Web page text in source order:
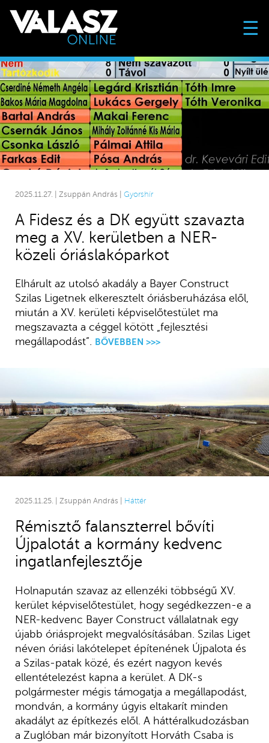
☰
2025.11.27. | Zsuppán András | Gyorshír
A Fidesz és a DK együtt szavazta
meg a XV. kerületben a NER-
közeli óriáslakóparkot
Elhárult az utolsó akadály a Bayer Construct
Szilas Ligetnek elkeresztelt óriásberuházása elől,
miután a XV. kerületi képviselőtestület ma
megszavazta a céggel kötött „fejlesztési
megállapodást”. BŐVEBBEN >>>
2025.11.25. | Zsuppán András | Háttér
Rémisztő falanszterrel bővíti
Újpalotát a kormány kedvenc
ingatlanfejlesztője
Holnapután szavaz az ellenzéki többségű XV.
kerület képviselőtestület, hogy segédkezzen-e a
NER-kedvenc Bayer Construct vállalatnak egy
újabb óriásprojekt megvalósításában. Szilas Liget
néven óriási lakótelepet építenének Újpalota és
a Szilas-patak közé, és ezért nagyon kevés
ellentételezést kapna a kerület. A DK-s
polgármester mégis támogatja a megállapodást,
mondván, a kormány úgyis eltakarít minden
akadályt az építkezés elől. A háttéralkudozásban
a Zuglóban már bizonyított Horváth Csaba is